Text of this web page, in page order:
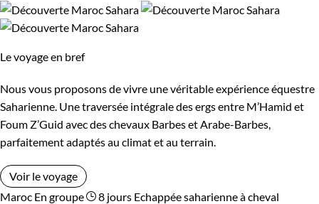
Le voyage en bref
Nous vous proposons de vivre une véritable expérience équestre
Saharienne. Une traversée intégrale des ergs entre M’Hamid et
Foum Z’Guid avec des chevaux Barbes et Arabe-Barbes,
parfaitement adaptés au climat et au terrain.
Voir le voyage
Maroc En groupe 8 jours Echappée saharienne à cheval